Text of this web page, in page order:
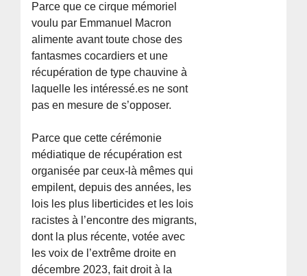
Parce que ce cirque mémoriel
voulu par Emmanuel Macron
alimente avant toute chose des
fantasmes cocardiers et une
récupération de type chauvine à
laquelle les intéressé.es ne sont
pas en mesure de s’opposer.
Parce que cette cérémonie
médiatique de récupération est
organisée par ceux-là mêmes qui
empilent, depuis des années, les
lois les plus liberticides et les lois
racistes à l’encontre des migrants,
dont la plus récente, votée avec
les voix de l’extrême droite en
décembre 2023, fait droit à la